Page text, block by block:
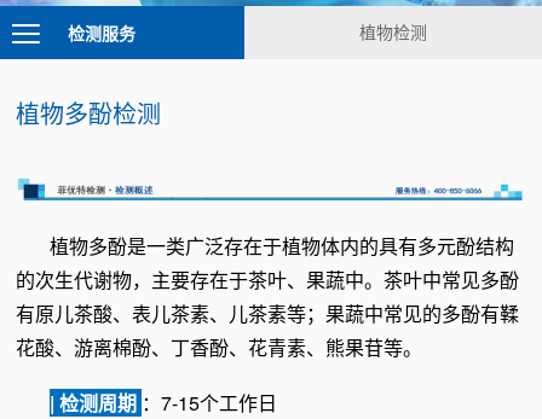
检测服务 植物检测
植物多酚检测
植物多酚是一类广泛存在于植物体内的具有多元酚结构
的次生代谢物，主要存在于茶叶、果蔬中。茶叶中常见多酚
有原儿茶酸、表儿茶素、儿茶素等；果蔬中常见的多酚有鞣
花酸、游离棉酚、丁香酚、花青素、熊果苷等。
| 检测周期 ：7-15个工作日